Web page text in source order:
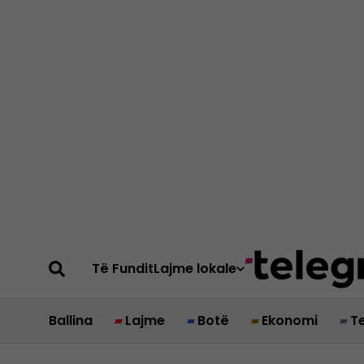
Të FunditLajme lokale
Ballina Lajme Botë Ekonomi